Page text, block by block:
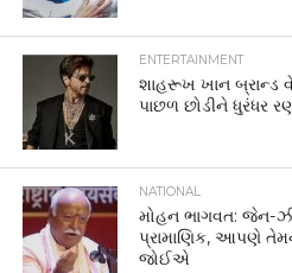
ENTERTAINMENT
શાહરૂખ ખાન બ્રાન્ડ
પાછળ છોડીને ધુરંધર
NATIONAL
મોહન ભાગવત: જેન-
પ્રામાણિક, આપણે
જોઈએ